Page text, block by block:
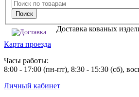
Доставка кованых
Карта проезда
Часы работы:
8:00 - 17:00 (пн-пт), 8:30 - 15:30 (сб),
Личный кабинет